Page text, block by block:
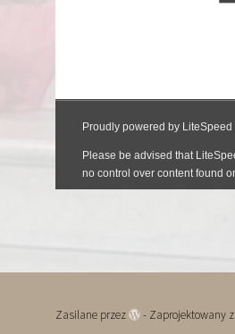
Zasilane przez - Zaprojektowany z